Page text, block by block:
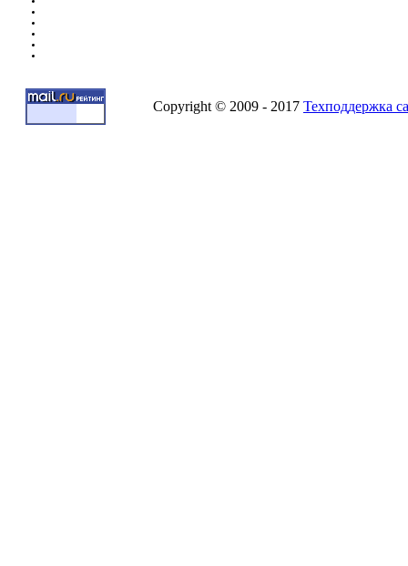
Copyright © 2009 - 2017 Техподдержка